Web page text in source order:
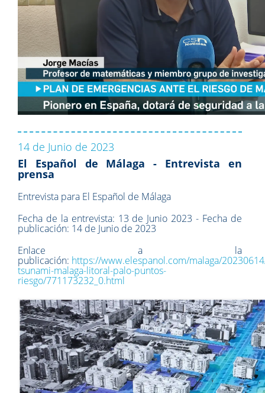
14 de Junio de 2023
El Español de Málaga - Entrevista en
prensa
Entrevista para El Español de Málaga
Fecha de la entrevista: 13 de Junio 2023 - Fecha de
publicación: 14 de Junio de 2023
Enlace a la
publicación: https://www.elespanol.com/malaga/
tsunami-malaga-litoral-palo-puntos-
riesgo/771173232_0.html